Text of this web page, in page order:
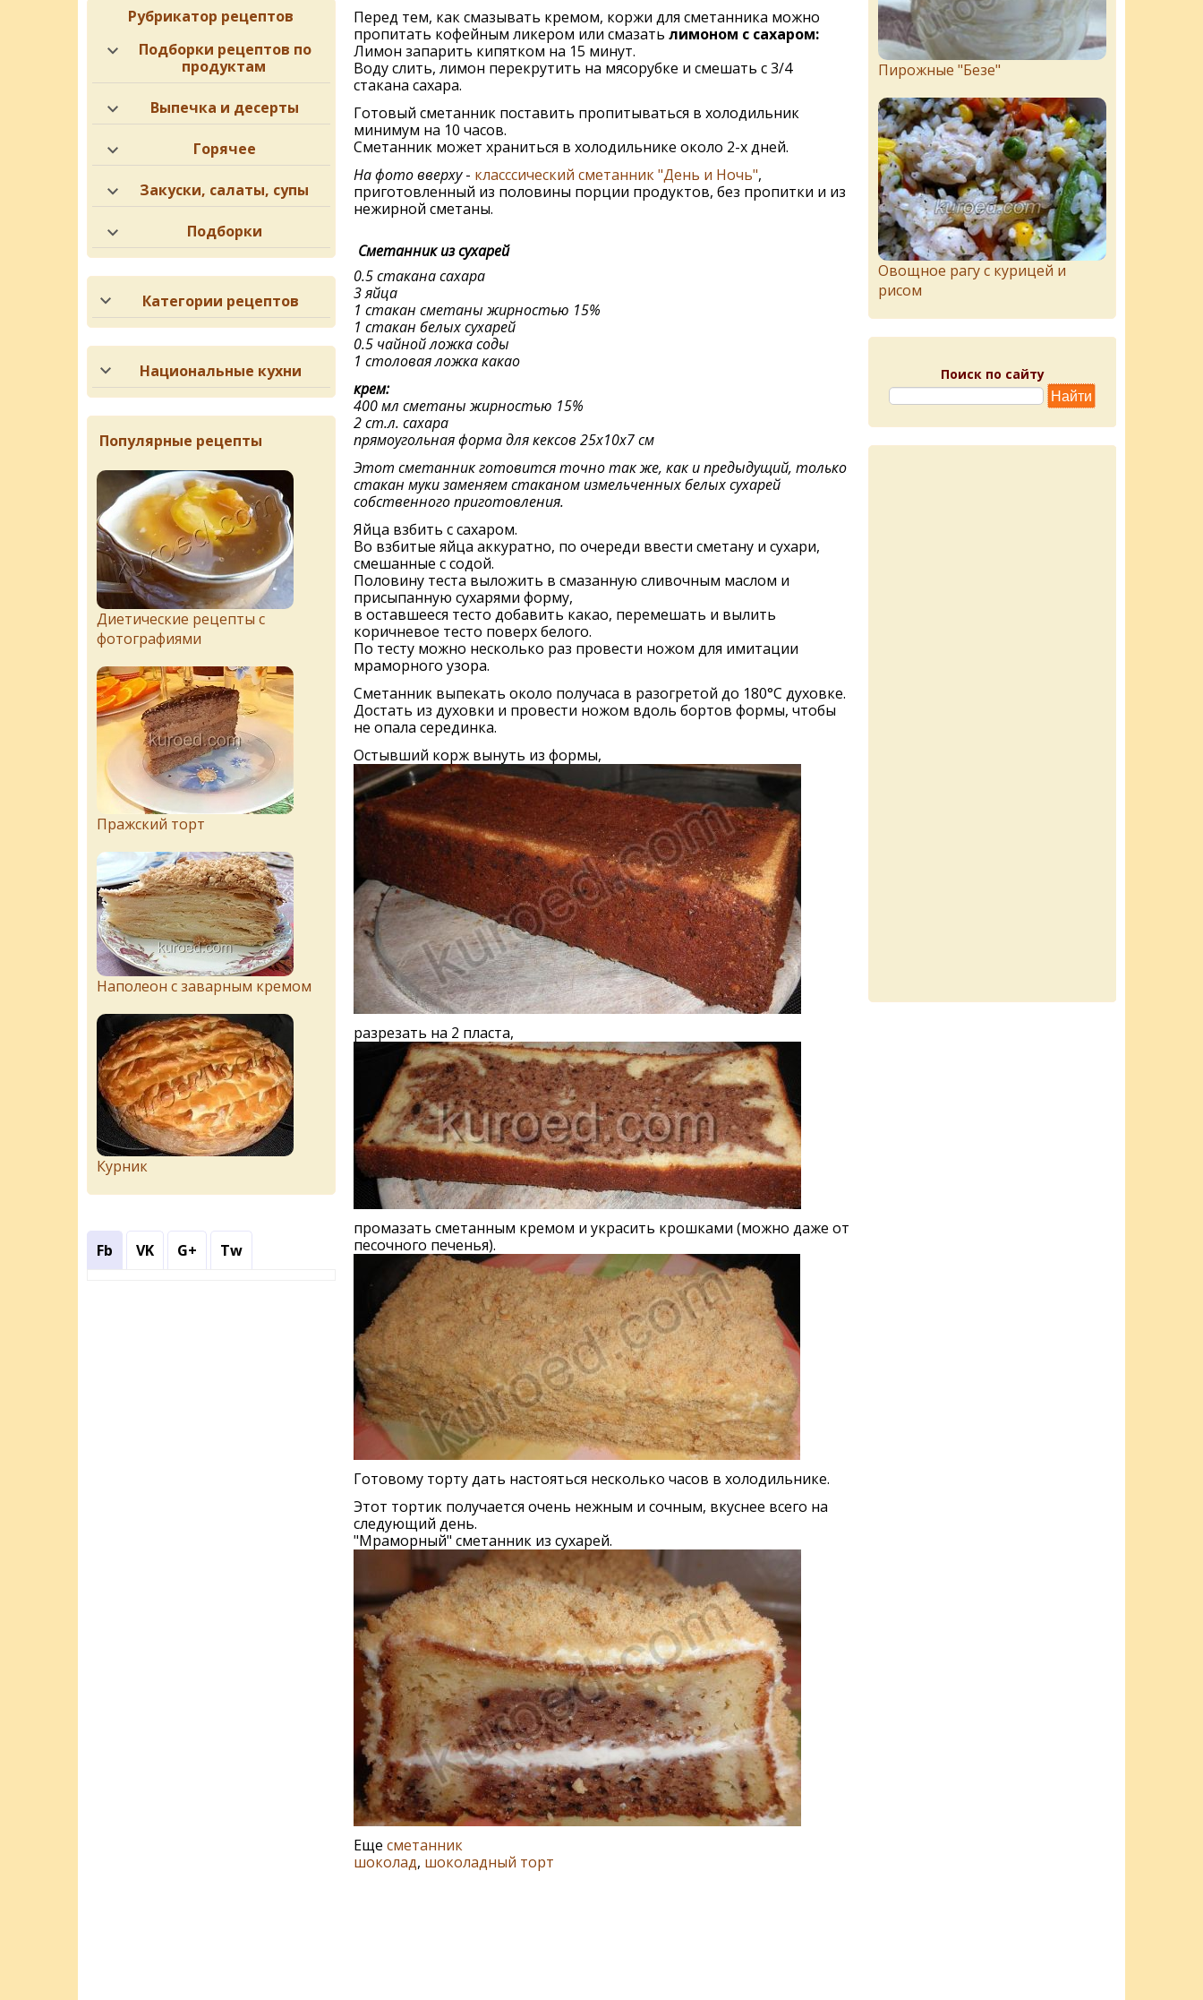
Перед тем, как смазывать кремом, коржи для сметанника можно
пропитать кофейным ликером или смазать лимоном с сахаром:
Лимон запарить кипятком на 15 минут.
Воду слить, лимон перекрутить на мясорубке и смешать с 3/4
стакана сахара.
Готовый сметанник поставить пропитываться в холодильник
минимум на 10 часов.
Сметанник может храниться в холодильнике около 2-х дней.
На фото вверху- класссический сметанник "День и Ночь",
приготовленный из половины порции продуктов, без пропитки и из
нежирной сметаны.
Сметанник из сухарей
0.5 стакана сахара
3 яйца
1 стакан сметаны жирностью 15%
1 стакан белых сухарей
0.5 чайной ложка соды
1 столовая ложка какао
крем:
400 мл сметаны жирностью 15%
2 ст.л. сахара
прямоугольная форма для кексов 25х10х7 см
Этот сметанник готовится точно так же, как и предыдущий, только
стакан муки заменяем стаканом измельченных белых сухарей
собственного приготовления.
Яйца взбить с сахаром.
Во взбитые яйца аккуратно, по очереди ввести сметану и сухари,
смешанные с содой.
Половину теста выложить в смазанную сливочным маслом и
присыпанную сухарями форму,
в оставшееся тесто добавить какао, перемешать и вылить
коричневое тесто поверх белого.
По тесту можно несколько раз провести ножом для имитации
мраморного узора.
Сметанник выпекать около получаса в разогретой до 180°С духовке.
Достать из духовки и провести ножом вдоль бортов формы, чтобы
не опала серединка.
Остывший корж вынуть из формы,
разрезать на 2 пласта,
промазать сметанным кремом и украсить крошками (можно даже от
песочного печенья).
Готовому торту дать настояться несколько часов в холодильнике.
Этот тортик получается очень нежным и сочным, вкуснее всего на
следующий день.
"Мраморный" сметанник из сухарей.
Еще сметанник
шоколад, шоколадный торт
Рубрикатор рецептов
Подборки рецептов по
продуктам
Выпечка и десерты
Горячее
Закуски, салаты, супы
Подборки
Категории рецептов
Национальные кухни
Популярные рецепты
Диетические рецепты с
фотографиями
Пражский торт
Наполеон с заварным кремом
Курник
Fb VK G+ Tw
Пирожныe "Бeзe"
Овощное рагу с курицей и
рисом
Поиск по сайту